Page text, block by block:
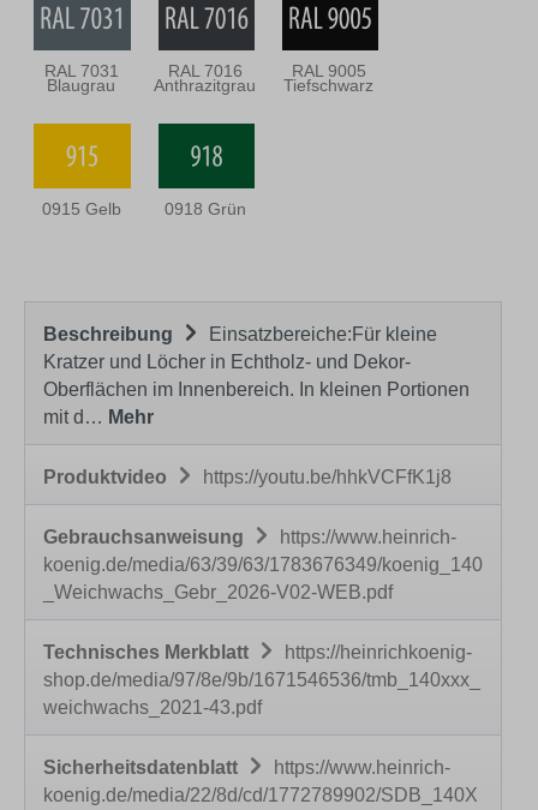
RAL 7031
Blaugrau
RAL 7016
Anthrazitgrau
RAL 9005
Tiefschwarz
0915 Gelb 0918 Grün
Beschreibung
Einsatzbereiche:Für kleine
Kratzer und Löcher in Echtholz- und Dekor-
Oberflächen im Innenbereich. In kleinen Portionen
mit d… Mehr
Produktvideo https://youtu.be/hhkVCFfK1j8
Gebrauchsanweisung
https://www.heinrich-
koenig.de/media/63/39/63/1783676349/koenig_140
_Weichwachs_Gebr_2026-V02-WEB.pdf
Technisches Merkblatt
https://heinrichkoenig-
shop.de/media/97/8e/9b/1671546536/tmb_140xxx_
weichwachs_2021-43.pdf
Sicherheitsdatenblatt
https://www.heinrich-
koenig.de/media/22/8d/cd/1772789902/SDB_140X